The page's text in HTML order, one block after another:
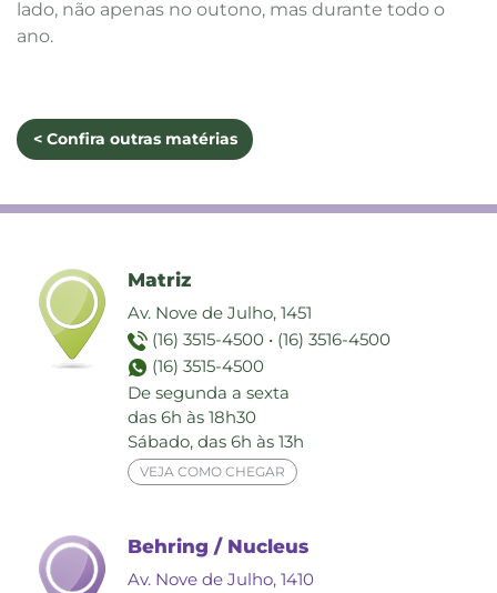
lado, não apenas no outono, mas durante todo o
ano.
< Confira outras matérias
Matriz
Av. Nove de Julho, 1451
(16) 3515-4500 • (16) 3516-4500
(16) 3515-4500
De segunda a sexta
das 6h às 18h30
Sábado, das 6h às 13h
VEJA COMO CHEGAR
Behring / Nucleus
Av. Nove de Julho, 1410